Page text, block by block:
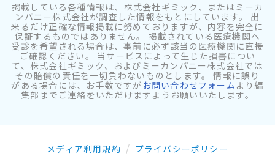
掲載している各種情報は、株式会社ギミック、またはミーカ
ンパニー株式会社が調査した情報をもとにしています。 出
来るだけ正確な情報掲載に努めておりますが、内容を完全に
保証するものではありません。 掲載されている医療機関へ
受診を希望される場合は、事前に必ず該当の医療機関に直接
ご確認ください。 当サービスによって生じた損害につい
て、株式会社ギミック、およびミーカンパニー株式会社では
その賠償の責任を一切負わないものとします。 情報に誤り
がある場合には、お手数ですが お問い合わせフォーム より編
集部までご連絡をいただけますようお願いいたします。
メディア利用規約
プライバシーポリシー